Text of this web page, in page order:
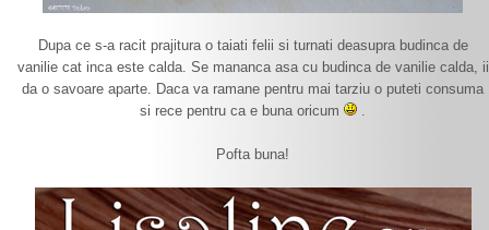
Dupa ce s-a racit prajitura o taiati felii si turnati deasupra budinca de
vanilie cat inca este calda. Se mananca asa cu budinca de vanilie calda, ii
da o savoare aparte. Daca va ramane pentru mai tarziu o puteti consuma
si rece pentru ca e buna oricum
Pofta buna!